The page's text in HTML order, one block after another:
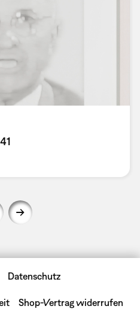
Datenschutz
Shop-Vertrag widerrufen